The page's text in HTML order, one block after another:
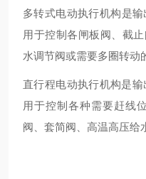
多转式电动执行机构是
用于控制各闸板阀、截
水调节阀或需要多圈转动
直行程电动执行机构是
用于控制各种需要赶线
阀、套简阀、高温高压给